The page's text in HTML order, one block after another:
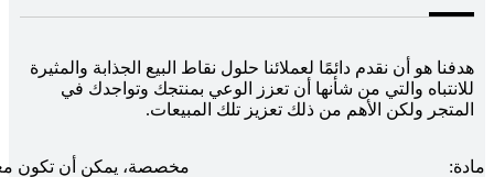
هدفنا هو أن نقدم دائمًا لعملائنا حلول نقاط البيع الجذابة والمثيرة
للانتباه والتي من شأنها أن تعزز الوعي بمنتجك وتواجدك في
المتجر ولكن الأهم من ذلك تعزيز تلك المبيعات.
مادة:
مخصصة، يمكن أن تكون